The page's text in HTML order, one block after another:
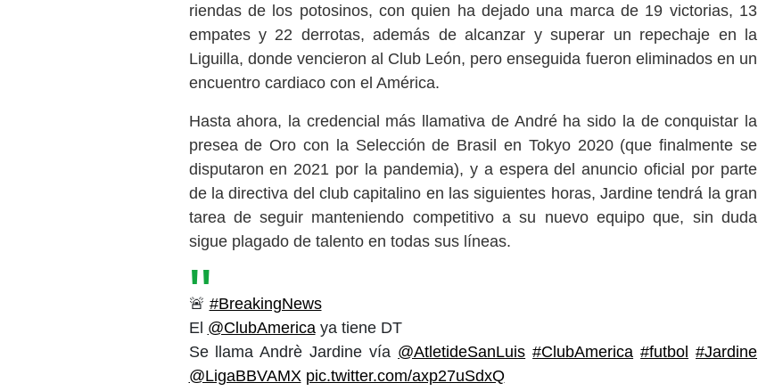
riendas de los potosinos, con quien ha dejado una marca de 19 victorias, 13
empates y 22 derrotas, además de alcanzar y superar un repechaje en la
Liguilla, donde vencieron al Club León, pero enseguida fueron eliminados en un
encuentro cardiaco con el América.
Hasta ahora, la credencial más llamativa de André ha sido la de conquistar la
presea de Oro con la Selección de Brasil en Tokyo 2020 (que finalmente se
disputaron en 2021 por la pandemia), y a espera del anuncio oficial por parte
de la directiva del club capitalino en las siguientes horas, Jardine tendrá la gran
tarea de seguir manteniendo competitivo a su nuevo equipo que, sin duda
sigue plagado de talento en todas sus líneas.
🚨 #BreakingNews
El @ClubAmericaya tiene DT
Se llama Andrè Jardine vía @AtletideSanLuis #ClubAmerica #futbol #Jardine
@LigaBBVAMX pic.twitter.com/axp27uSdxQ